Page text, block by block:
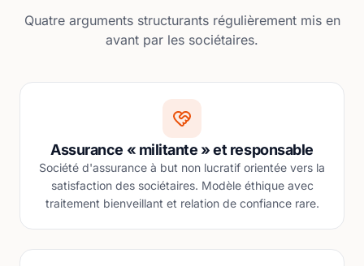
Quatre arguments structurants régulièrement mis en
avant par les sociétaires.
Assurance « militante » et responsable
Société d'assurance à but non lucratif orientée vers la
satisfaction des sociétaires. Modèle éthique avec
traitement bienveillant et relation de confiance rare.